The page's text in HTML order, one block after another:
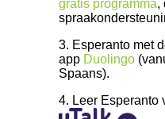
gratis programma,
3. Esperanto met
app Duolingo
Spaans).
4. Leer Esperanto